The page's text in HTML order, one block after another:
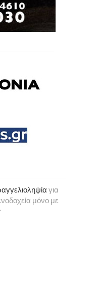
για
μόνο με